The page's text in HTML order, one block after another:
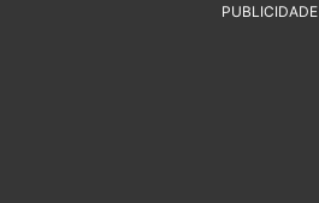
PUBLICIDADE